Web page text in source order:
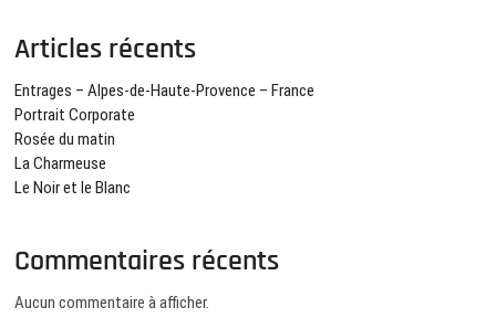
Articles récents
Entrages – Alpes-de-Haute-Provence – France
Portrait Corporate
Rosée du matin
La Charmeuse
Le Noir et le Blanc
Commentaires récents
Aucun commentaire à afficher.